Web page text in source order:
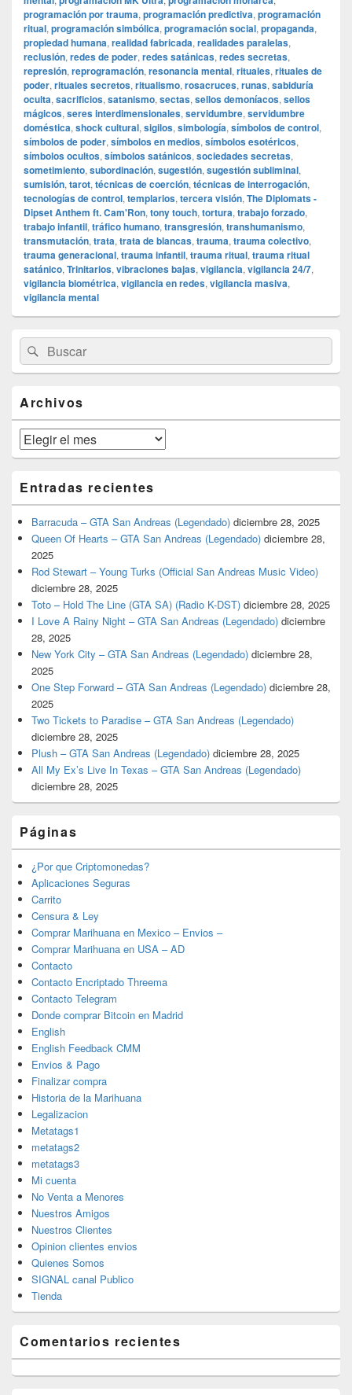
programación por trauma, programación predictiva, programación
ritual, programación simbólica, programación social, propaganda,
propiedad humana, realidad fabricada, realidades paralelas,
reclusión, redes de poder, redes satánicas, redes secretas,
represión, reprogramación, resonancia mental, rituales, rituales de
poder, rituales secretos, ritualismo, rosacruces, runas, sabiduría
oculta, sacrificios, satanismo, sectas, sellos demoníacos, sellos
mágicos, seres interdimensionales, servidumbre, servidumbre
doméstica, shock cultural, sigilos, simbología, símbolos de control,
símbolos de poder, símbolos en medios, símbolos esotéricos,
símbolos ocultos, símbolos satánicos, sociedades secretas,
sometimiento, subordinación, sugestión, sugestión subliminal,
sumisión, tarot, técnicas de coerción, técnicas de interrogación,
tecnologías de control, templarios, tercera visión, The Diplomats -
Dipset Anthem ft. Cam'Ron, tony touch, tortura, trabajo forzado,
trabajo infantil, tráfico humano, transgresión, transhumanismo,
transmutación, trata, trata de blancas, trauma, trauma colectivo,
trauma generacional, trauma infantil, trauma ritual, trauma ritual
satánico, Trinitarios, vibraciones bajas, vigilancia, vigilancia 24/7,
vigilancia biométrica, vigilancia en redes, vigilancia masiva,
vigilancia mental
área
de
widget
lateral
primaria
Buscar
por:
Buscar
Archivos
Archivos
Entradas recientes
Barracuda – GTA San Andreas (Legendado) diciembre 28, 2025
Queen Of Hearts – GTA San Andreas (Legendado) diciembre 28,
2025
Rod Stewart – Young Turks (Official San Andreas Music Video)
diciembre 28, 2025
Toto – Hold The Line (GTA SA) (Radio K-DST) diciembre 28, 2025
I Love A Rainy Night – GTA San Andreas (Legendado) diciembre
28, 2025
New York City – GTA San Andreas (Legendado) diciembre 28,
2025
One Step Forward – GTA San Andreas (Legendado) diciembre 28,
2025
Two Tickets to Paradise – GTA San Andreas (Legendado)
diciembre 28, 2025
Plush – GTA San Andreas (Legendado) diciembre 28, 2025
All My Ex’s Live In Texas – GTA San Andreas (Legendado)
diciembre 28, 2025
Páginas
¿Por que Criptomonedas?
Aplicaciones Seguras
Carrito
Censura & Ley
Comprar Marihuana en Mexico – Envios –
Comprar Marihuana en USA – AD
Contacto
Contacto Encriptado Threema
Contacto Telegram
Donde comprar Bitcoin en Madrid
English
English Feedback CMM
Envios & Pago
Finalizar compra
Historia de la Marihuana
Legalizacion
Metatags1
metatags2
metatags3
Mi cuenta
No Venta a Menores
Nuestros Amigos
Nuestros Clientes
Opinion clientes envios
Quienes Somos
SIGNAL canal Publico
Tienda
Comentarios recientes